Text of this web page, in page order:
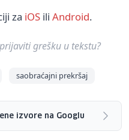
za iOS ili Android.
grešku u tekstu?
saobraćajni prekršaj
izvore na Googlu